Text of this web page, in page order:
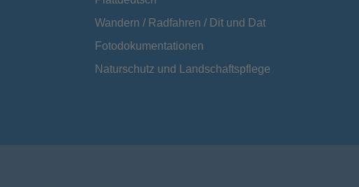
Wandern / Radfahren / Dit und Dat
Fotodokumentationen
Naturschutz und Landschaftspflege